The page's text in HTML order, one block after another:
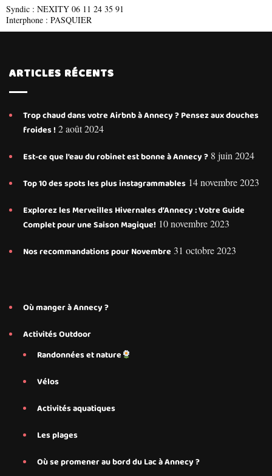
Syndic : NEXITY 06 11 24 35 91
Interphone : PASQUIER
ARTICLES RÉCENTS
Trop chaud dans votre Airbnb à Annecy ? Pensez aux douches
froides ! 2 août 2024
Est-ce que l’eau du robinet est bonne à Annecy ? 8 juin 2024
Top 10 des spots les plus instagrammables 14 novembre 2023
Explorez les Merveilles Hivernales d’Annecy : Votre Guide
Complet pour une Saison Magique! 10 novembre 2023
Nos recommandations pour Novembre 31 octobre 2023
Où manger à Annecy ?
Activités Outdoor
Randonnées et nature
Vélos
Activités aquatiques
Les plages
Où se promener au bord du Lac à Annecy ?